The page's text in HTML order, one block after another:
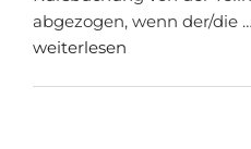
abgezogen, wenn der/die …
weiterlesen